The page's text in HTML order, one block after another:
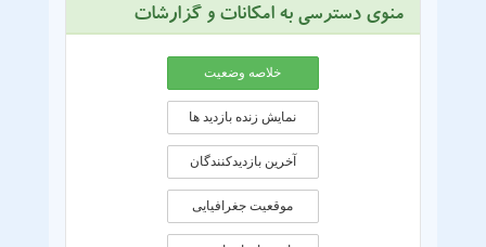
منوی دسترسی به امکانات و گزارشات
خلاصه وضعیت
نمایش زنده بازدید ها
آخرین بازدیدکنندگان
موقعيت جغرافيايی